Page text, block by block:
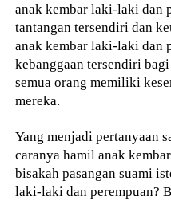
anak kembar laki-laki dan
tantangan tersendiri dan
anak kembar laki-laki dan
kebanggaan tersendiri
semua orang memiliki
mereka.
Yang menjadi pertanyaan
caranya hamil anak
bisakah pasangan suami
laki-laki dan perempuan?